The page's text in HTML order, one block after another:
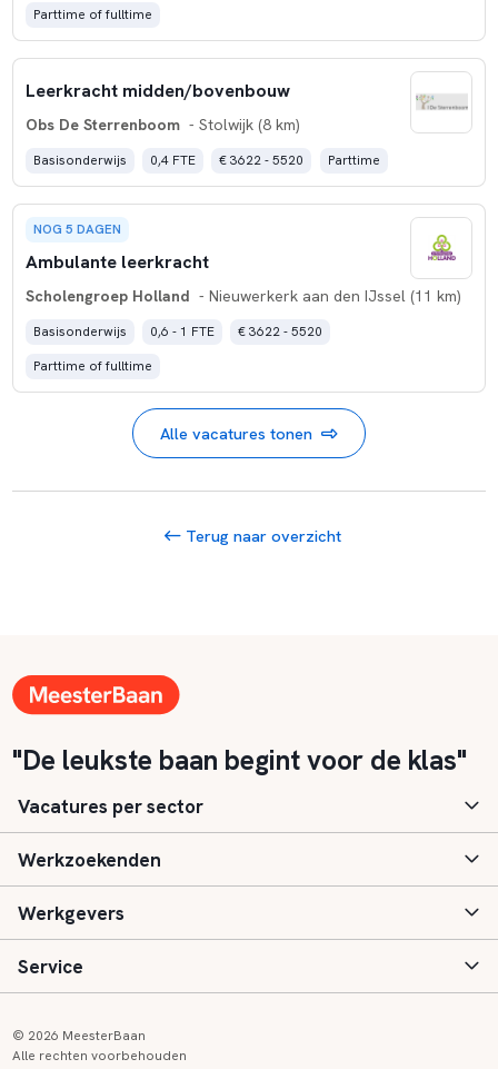
Parttime of fulltime
Leerkracht midden/bovenbouw
Obs De Sterrenboom - Stolwijk (8 km)
Basisonderwijs 0,4 FTE € 3622 - 5520 Parttime
NOG 5 DAGEN
Ambulante leerkracht
Scholengroep Holland - Nieuwerkerk aan den IJssel (11 km)
Basisonderwijs 0,6 - 1 FTE
€ 3622 - 5520
Parttime of fulltime
Alle vacatures tonen
Terug naar overzicht
"De leukste baan begint voor de klas"
Vacatures per sector
Basisonderwijs
Speciaal (basis) onderwijs
Voortgezet onderwijs
Werkzoekenden
Aanmelden
Vacatures
Werkgevers
Inloggen
Service
© 2026 MeesterBaan
Alle rechten voorbehouden